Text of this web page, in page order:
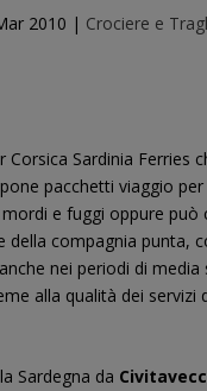
2010 | Crociere e
Corsica Sardinia Ferries
pacchetti viaggio
e fuggi oppure può
della compagnia punta,
nei periodi di
alla qualità dei servizi
Sardegna da